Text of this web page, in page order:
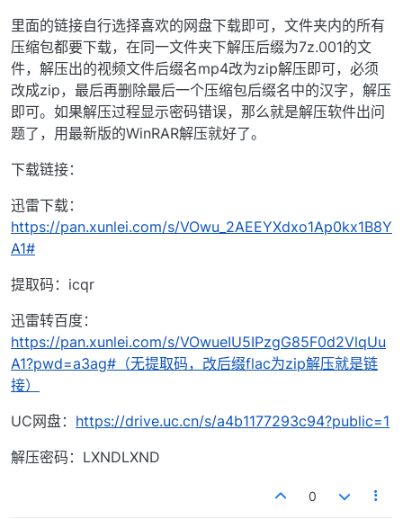
里面的链接自行选择喜欢的网盘下载即可，文件夹内的所有
压缩包都要下载，在同一文件夹下解压后缀为7z.001的文
件，解压出的视频文件后缀名mp4改为zip解压即可，必须
改成zip，最后再删除最后一个压缩包后缀名中的汉字，解压
即可。如果解压过程显示密码错误，那么就是解压软件出问
题了，用最新版的WinRAR解压就好了。
下载链接：
迅雷下载：
https://pan.xunlei.com/s/VOwu_2AEEYXdxo1Ap0kx1B8Y
A1#
提取码：icqr
迅雷转百度：
https://pan.xunlei.com/s/VOwueIU5IPzgG85F0d2VlqUu
A1?pwd=a3ag#（无提取码，改后缀flac为zip解压就是链
接）
UC网盘： https://drive.uc.cn/s/a4b1177293c94?public=1
解压密码：LXNDLXND
0